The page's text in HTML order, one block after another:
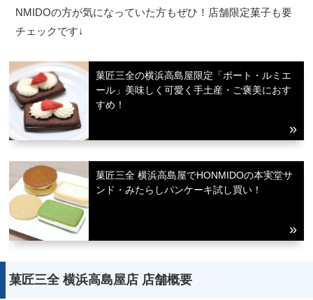
NMIDOの方が気になっていた方もぜひ！店舗限定菓子も要
チェックです↓
菓匠三全の横浜高島屋限定「ポート・ルミエ
ール」美味しく可愛く手土産・ご褒美におす
すめ！
菓匠三全 横浜高島屋でHONMIDOの本実堂サ
ンド・みたらしパンケーキ試し買い！
菓匠三全 横浜高島屋店 店舗概要